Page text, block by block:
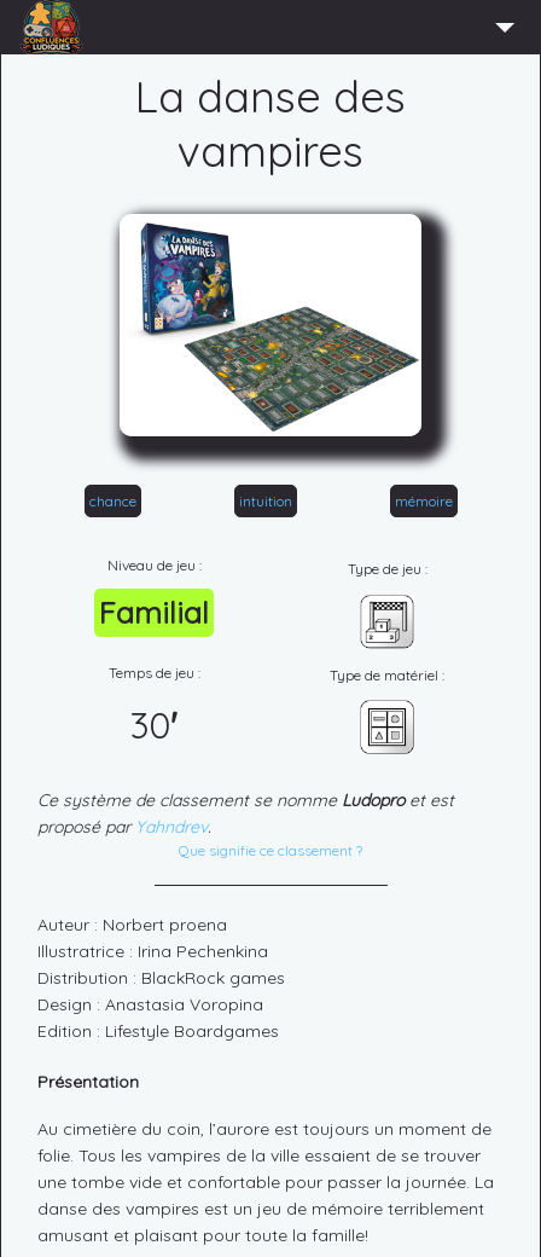
La danse des
vampires
chance intuition mémoire
Niveau de jeu :
Familial
Type de jeu :
Temps de jeu :
30'
Type de matériel :
Ce système de classement se nomme Ludoproet est
proposé par Yahndrev.
Que signifie ce classement ?
Auteur : Norbert proena
Illustratrice : Irina Pechenkina
Distribution : BlackRock games
Design : Anastasia Voropina
Edition : Lifestyle Boardgames
Présentation
Au cimetière du coin, l’aurore est toujours un moment de
folie. Tous les vampires de la ville essaient de se trouver
une tombe vide et confortable pour passer la journée. La
danse des vampires est un jeu de mémoire terriblement
amusant et plaisant pour toute la famille!